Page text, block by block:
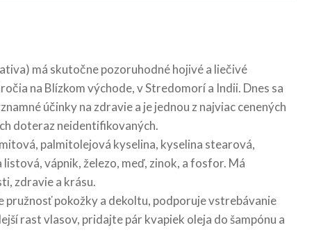
má skutočne pozoruhodné hojivé a liečivé
na Blízkom východe, v Stredomorí a Indii. Dnes sa
účinky na zdravie a je jednou z najviac cenených
doteraz neidentifikovaných.
palmitolejová kyselina, kyselina stearová,
vápnik, železo, meď, zinok, a fosfor. Má
zdravie a krásu.
pružnosť pokožky a dekoltu, podporuje vstrebávanie
rast vlasov, pridajte pár kvapiek oleja do šampónu a